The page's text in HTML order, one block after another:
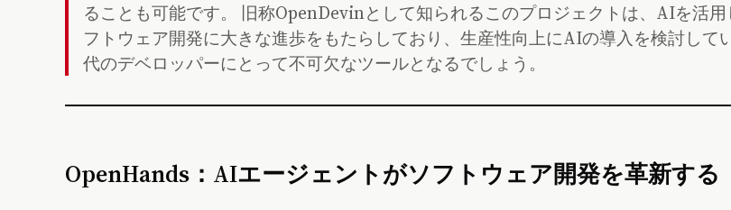
ることも可能です。 旧称OpenDevinとして知られるこのプロジェクトは、AIを活用
フトウェア開発に大きな進歩をもたらしており、生産性向上にAIの導入を検討して
代のデベロッパーにとって不可欠なツールとなるでしょう。
OpenHands：AIエージェントがソフトウェア開発を革新する